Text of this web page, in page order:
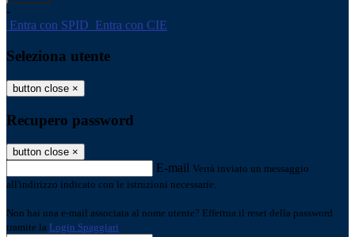
-
Entra con SPID Entra con CIE
Seleziona utente
button close ×
Recupero password
button close ×
E-mail Verrà inviato un messaggio
all'indirizzo indicato con le istruzioni necessarie.
Non hai una e-mail associata al nome utente? Effettua il reset della password
tramite la Login Spaggiari